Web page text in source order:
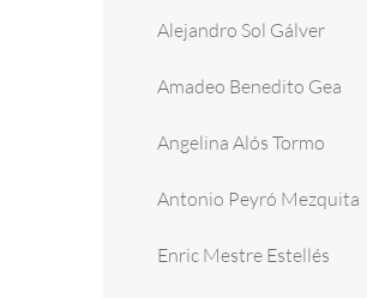
Alejandro Sol Gálver
Amadeo Benedito Gea
Angelina Alós Tormo
Antonio Peyró Mezquita
Enric Mestre Estellés